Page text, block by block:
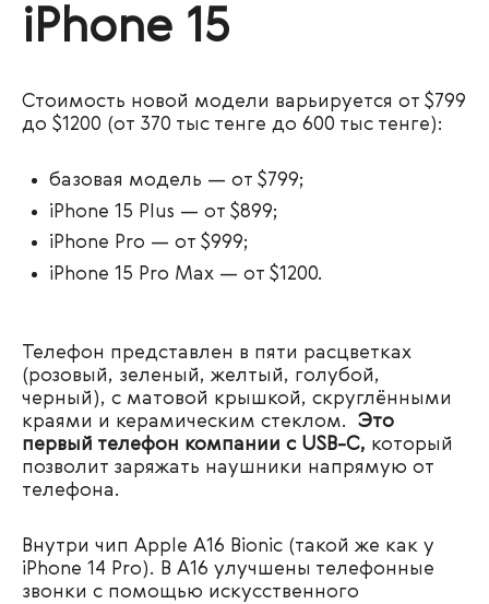
iPhone 15
Стоимость новой модели варьируется от $799
до $1200 (от 370 тыс тенге до 600 тыс тенге):
базовая модель — от $799;
iPhone 15 Plus — от $899;
iPhone Pro — от $999;
iPhone 15 Pro Max — от $1200.
Телефон представлен в пяти расцветках
(розовый, зеленый, желтый, голубой,
черный), с матовой крышкой, скруглёнными
краями и керамическим стеклом. Это
первый телефон компании с USB-C, который
позволит заряжать наушники напрямую от
телефона.
Внутри чип Apple A16 Bionic (такой же как у
iPhone 14 Pro). В А16 улучшены телефонные
звонки с помощью искусственного